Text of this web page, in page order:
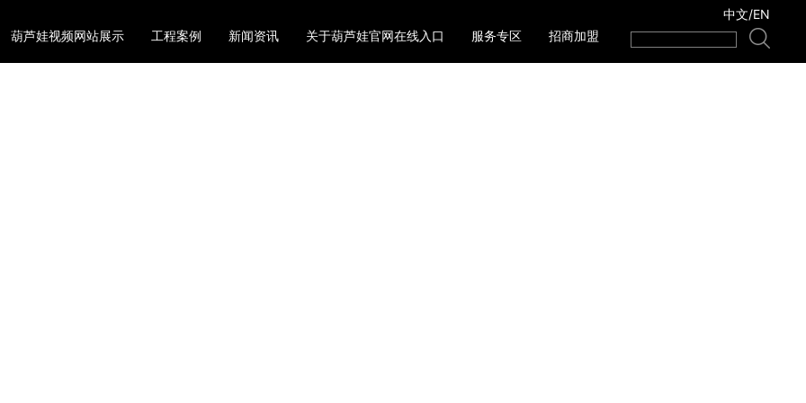
葫芦娃视频网站展示 工程案例 新闻资讯 关于葫芦娃官网在线入口 服务专区 招商加盟
中文/EN